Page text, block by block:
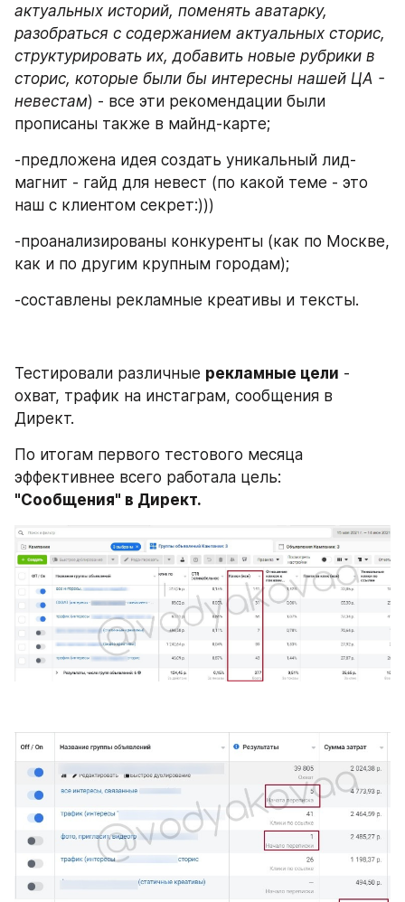
актуальных историй, поменять аватарку,
разобраться с содержанием актуальных сторис,
структурировать их, добавить новые рубрики в
сторис, которые были бы интересны нашей ЦА -
невестам) - все эти рекомендации были
прописаны также в майнд-карте;
-предложена идея создать уникальный лид-
магнит - гайд для невест (по какой теме - это
наш с клиентом секрет:)))
-проанализированы конкуренты (как по Москве,
как и по другим крупным городам);
-составлены рекламные креативы и тексты.
Тестировали различные рекламные цели -
охват, трафик на инстаграм, сообщения в
Директ.
По итогам первого тестового месяца
"Сообщения" в Директ.